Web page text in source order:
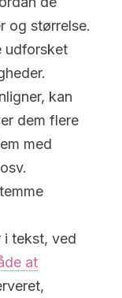
og størrelse.
udforsket
kan
dem flere
med
i tekst, ved
at